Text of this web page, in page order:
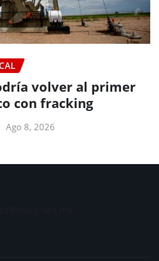
volver al primer
con fracking
Ago 8, 2026